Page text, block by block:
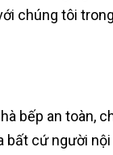
chúng tôi
bếp an toàn,
bất cứ người